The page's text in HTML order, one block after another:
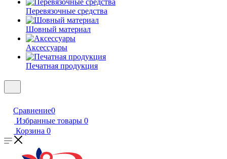
Перевязочные средства
Шовный материал
Аксессуары
Печатная продукция
Сравнение0
Избранные товары 0
Корзина 0